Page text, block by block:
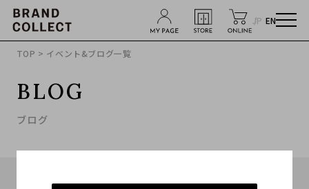
JP EN
TOP > イベント&ブログ一覧
BLOG
ブログ